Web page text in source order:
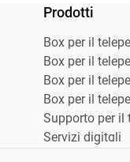
Prodotti
Box per il
Box per il
Box per il
Box per il
Supporto per il
Servizi digitali